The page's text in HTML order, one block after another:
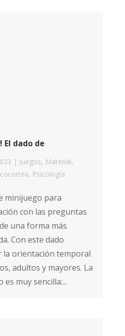
El dado de
| Juegos, Material,
, Psicología
minijuego para
con las preguntas
una forma más
Con este dado
la orientación temporal
adultos y mayores. La
muy sencilla:...